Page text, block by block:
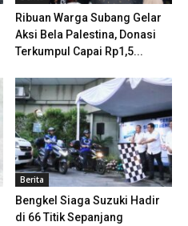
Ribuan Warga Subang Gelar
Aksi Bela Palestina, Donasi
Terkumpul Capai Rp1,5...
Berita
Bengkel Siaga Suzuki Hadir
di 66 Titik Sepanjang